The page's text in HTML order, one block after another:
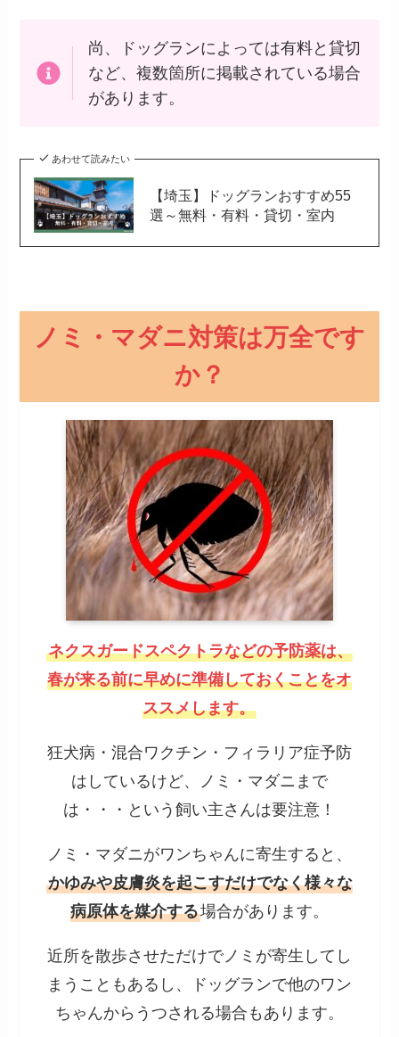
尚、ドッグランによっては有料と貸切
など、複数箇所に掲載されている場合
があります。
あわせて読みたい
【埼玉】ドッグランおすすめ55
選～無料・有料・貸切・室内
ノミ・マダニ対策は万全です
か？
ネクスガードスペクトラなどの予防薬は、
春が来る前に早めに準備しておくことをオ
ススメします。
狂犬病・混合ワクチン・フィラリア症予防
はしているけど、ノミ・マダニまで
は・・・という飼い主さんは要注意！
ノミ・マダニがワンちゃんに寄生すると、
かゆみや皮膚炎を起こすだけでなく様々な
病原体を媒介する場合があります。
近所を散歩させただけでノミが寄生してし
まうこともあるし、ドッグランで他のワン
ちゃんからうつされる場合もあります。